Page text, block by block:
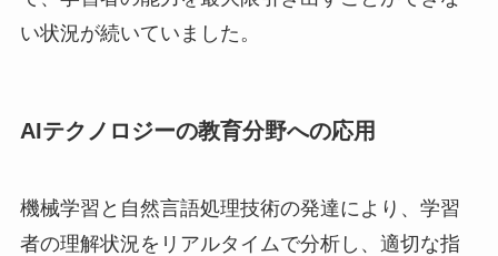
い状況が続いていました。
AIテクノロジーの教育分野への応用
機械学習と自然言語処理技術の発達により、学習
者の理解状況をリアルタイムで分析し、適切な指